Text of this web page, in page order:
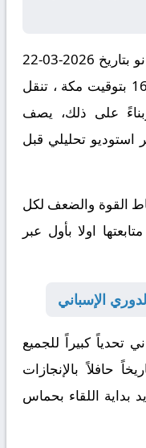
بتاريخ 2026-03-22
مكة ،
تنقل
على ذلك، يصف
استوديو تحليلي قبل
القوة والضعف لكل
اولا بأول عبر
الإسباني
تحدياً كبيراً للجميع
حافلاً بالإنجازات
بداية اللقاء بحماس